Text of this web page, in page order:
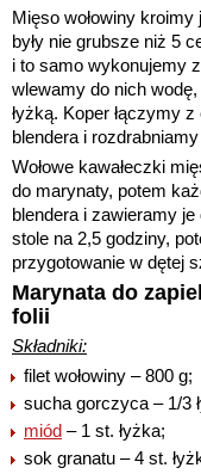
Mięso wołowiny kroimy
były nie grubsze niż 5
i to samo wykonujemy
wlewamy do nich
łyżką. Koper łączymy
blendera i
Wołowe kawałeczki
do marynaty, potem
blendera i zawieramy
stole na 2,5 godziny,
przygotowanie w dętej
Marynata do
folii
Składniki:
filet wołowiny – 800 g;
sucha gorczyca – 1/3
miód – 1 st. łyżka;
sok granatu – 4 st.